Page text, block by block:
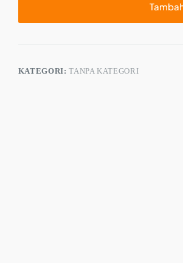
KATEGORI:TANPA KATEGORI